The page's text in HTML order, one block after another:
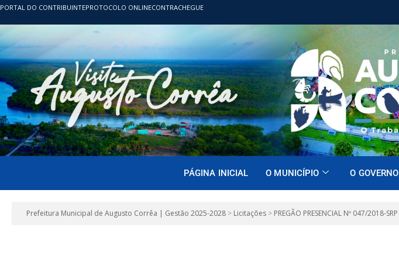
PORTAL DO CONTRIBUINTEPROTOCOLO ONLINECONTRACHEGUE
PÁGINA INICIAL O MUNICÍPIO O GOVERNO
Prefeitura Municipal de Augusto Corrêa | Gestão 2025-2028 > Licitações > PREGÃO PRESENCIAL Nº 047/2018-SRP